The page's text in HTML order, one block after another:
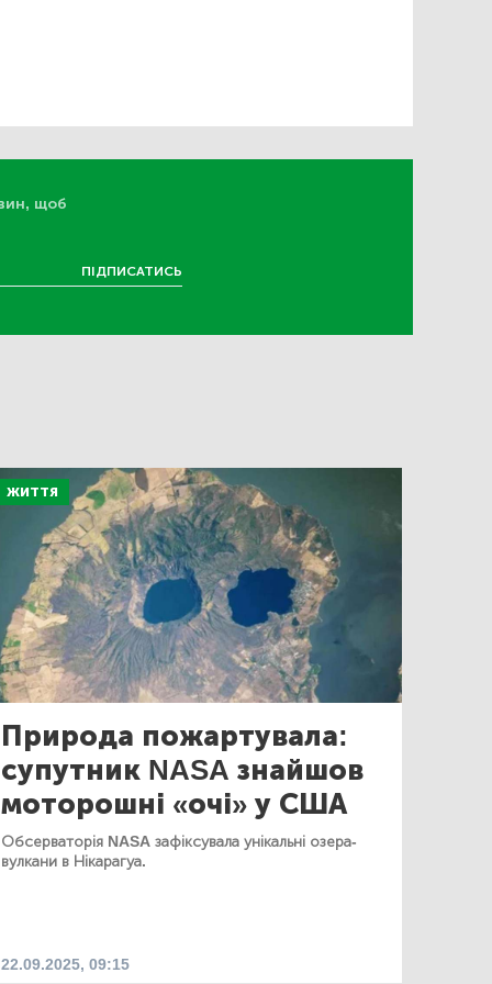
щоб
ПІДПИСАТИСЬ
ЖИТТЯ
Природа пожартувала:
супутник NASA знайшов
моторошні «очі» у США
Обсерваторія NASA зафіксувала унікальні озера-
вулкани в Нікарагуа.
22.09.2025, 09:15